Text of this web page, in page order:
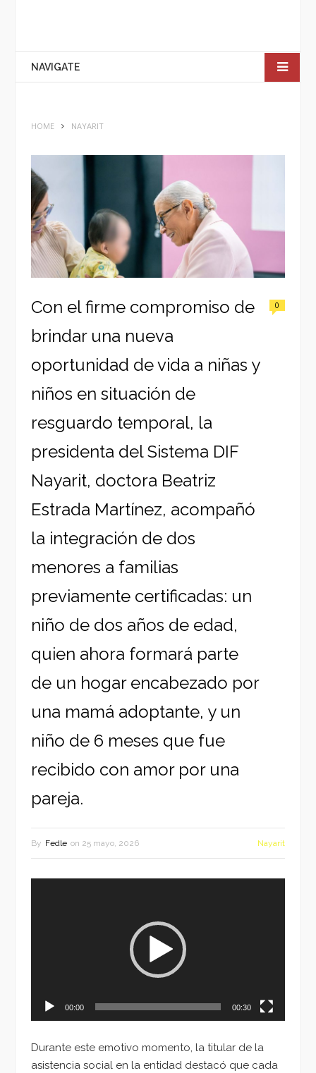
NAVIGATE
HOME NAYARIT
Con el firme compromiso de
brindar una nueva
oportunidad de vida a niñas y
niños en situación de
resguardo temporal, la
presidenta del Sistema DIF
Nayarit, doctora Beatriz
Estrada Martínez, acompañó
la integración de dos
menores a familias
previamente certificadas: un
niño de dos años de edad,
quien ahora formará parte
de un hogar encabezado por
una mamá adoptante, y un
niño de 6 meses que fue
recibido con amor por una
pareja.
0
By Fedle on 25 mayo, 2026 Nayarit
00:00 00:30
Durante este emotivo momento, la titular de la
asistencia social en la entidad destacó que cada